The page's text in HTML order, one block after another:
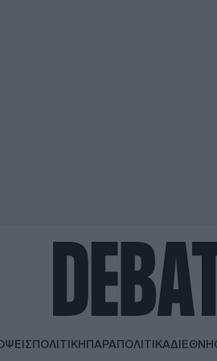
ΠΟΛΙΤΙΚΗΠΑΡΑΠΟΛΙΤΙΚΑΔΙΕΘΝΗ